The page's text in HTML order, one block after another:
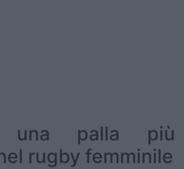
una palla più
rugby femminile